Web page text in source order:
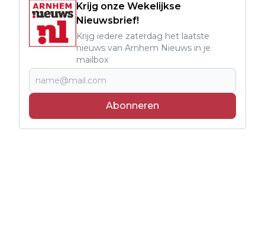
Krijg onze Wekelijkse
Nieuwsbrief!
Krijg iedere zaterdag het laatste
nieuws van Arnhem Nieuws in je
mailbox
Abonneren